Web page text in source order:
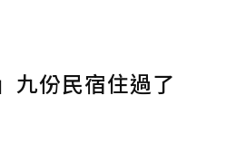
九份民宿住過了